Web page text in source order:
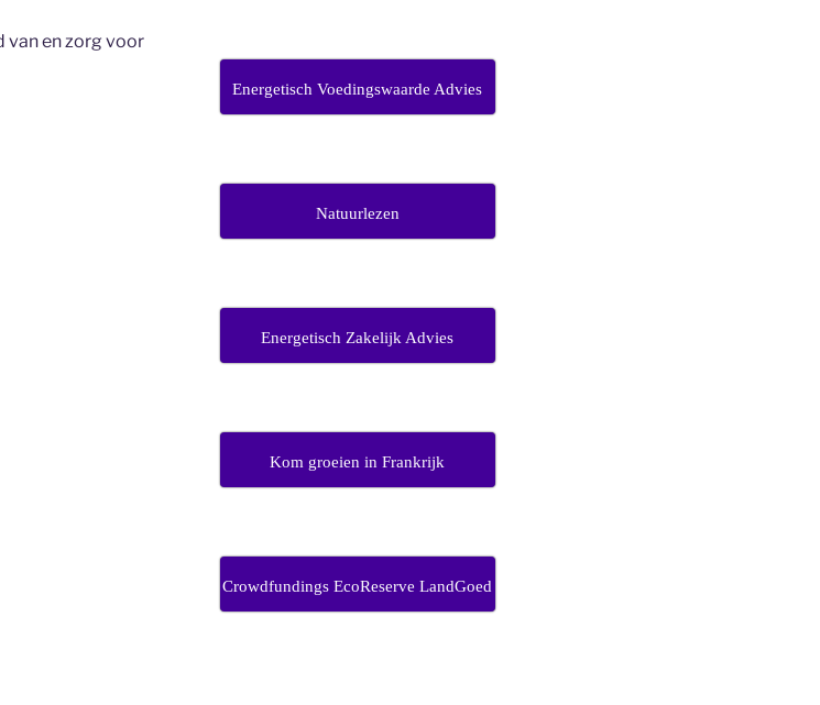
van en zorg voor
Energetisch Voedingswaarde Advies
Natuurlezen
Energetisch Zakelijk Advies
Kom groeien in Frankrijk
Crowdfundings EcoReserve LandGoed